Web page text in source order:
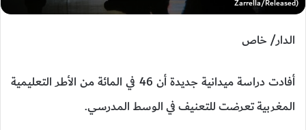
Zarrella/Released)
الدار/ خاص
أفادت دراسة ميدانية جديدة أن 46 في المائة من الأطر التعليمية
المغربية تعرضت للتعنيف في الوسط المدرسي.